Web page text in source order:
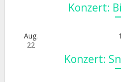
Konzert:
Aug.
22
Konzert: